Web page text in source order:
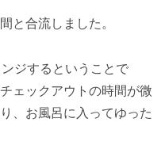
と合流しました。
ジするということで
ェックアウトの時間が微
、お風呂に入ってゆった